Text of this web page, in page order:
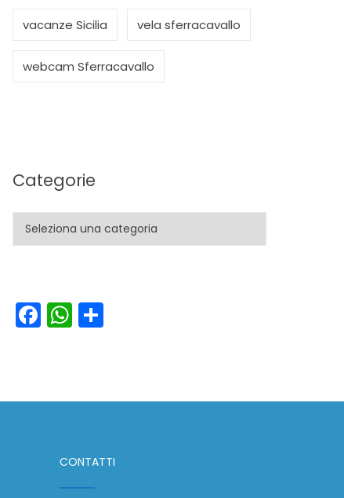
vacanze Sicilia vela sferracavallo
webcam Sferracavallo
Categorie
Categorie
Facebook
WhatsApp
Condividi
CONTATTI